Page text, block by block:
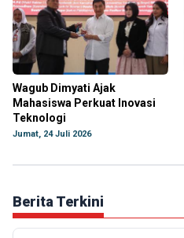
Wagub Dimyati Ajak
Mahasiswa Perkuat Inovasi
Teknologi
Jumat, 24 Juli 2026
Berita Terkini